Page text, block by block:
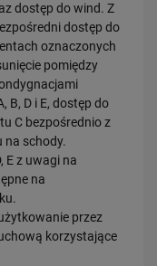
dostęp do wind. Z
dostęp do
oznaczonych
pomiędzy
B, D i E, dostęp do
C bezpośrednio z
na schody.
E z uwagi na
na
przez
korzystające